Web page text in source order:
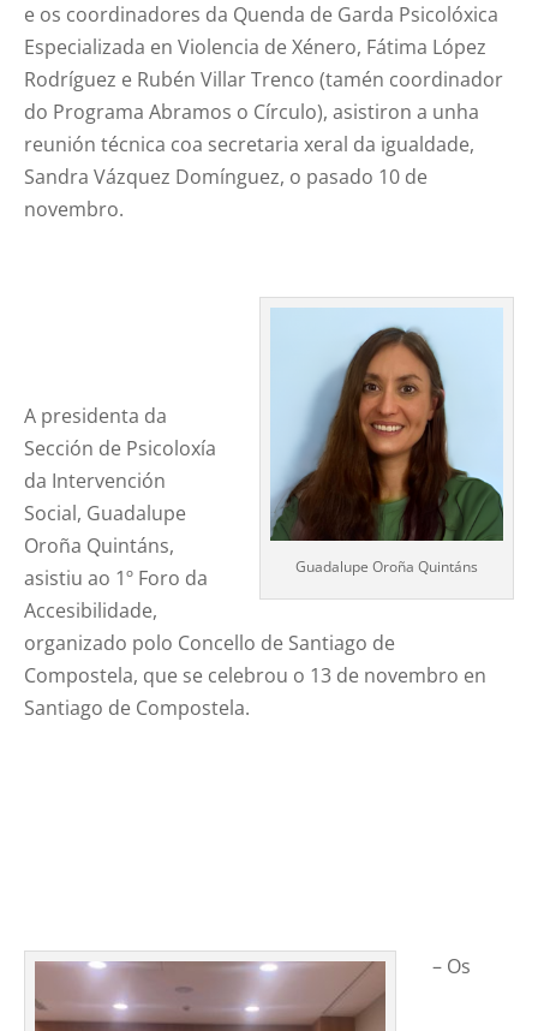
e os coordinadores da Quenda de Garda Psicolóxica
Especializada en Violencia de Xénero, Fátima López
Rodríguez e Rubén Villar Trenco (tamén coordinador
do Programa Abramos o Círculo), asistiron a unha
reunión técnica coa secretaria xeral da igualdade,
Sandra Vázquez Domínguez, o pasado 10 de
novembro.
Guadalupe Oroña Quintáns
A presidenta da
Sección de Psicoloxía
da Intervención
Social, Guadalupe
Oroña Quintáns,
asistiu ao 1º Foro da
Accesibilidade,
organizado polo Concello de Santiago de
Compostela, que se celebrou o 13 de novembro en
Santiago de Compostela.
– Os